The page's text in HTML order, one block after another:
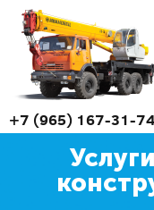
+7 (965) 167-31-74